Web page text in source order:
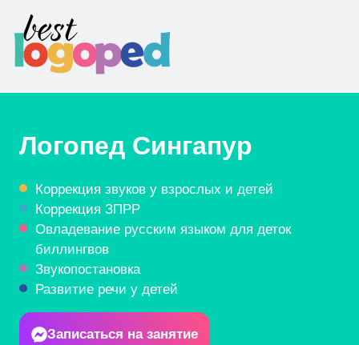
Логопед Сингапур
Коррекция звуков у взрослых и детей
Коррекция ЗПРР
Овладевание русским языком для деток
биллингвов
Звукопостановка
Развитие речи у детей
Записаться на занятие